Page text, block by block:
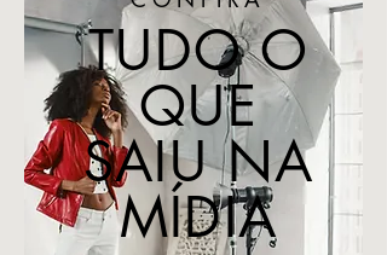
TUDO O
QUE
SAIU NA
MÍDIA